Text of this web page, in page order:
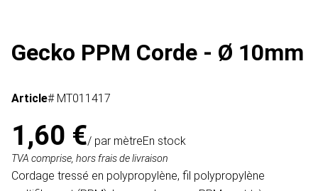
Gecko PPM Corde - Ø 10mm
Article# MT011417
1,60 €/ par mètreEn stock
TVA comprise, hors frais de livraison
Cordage tressé en polypropylène, fil polypropylène